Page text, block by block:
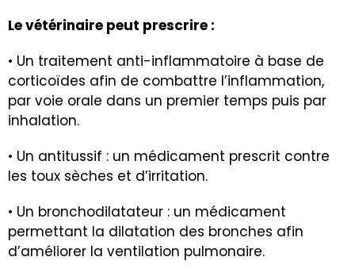
Le vétérinaire peut prescrire :
• Un traitement anti-inflammatoire à base de
corticoïdes afin de combattre l’inflammation,
par voie orale dans un premier temps puis par
inhalation.
• Un antitussif : un médicament prescrit contre
les toux sèches et d’irritation.
• Un bronchodilatateur : un médicament
permettant la dilatation des bronches afin
d’améliorer la ventilation pulmonaire.